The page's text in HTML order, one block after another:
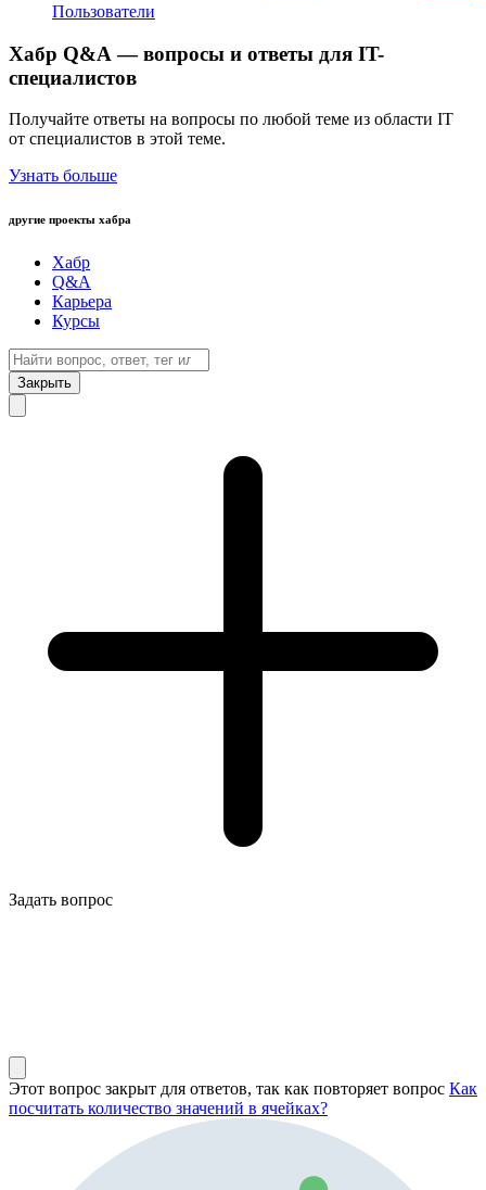
Пользователи
Хабр Q&A — вопросы и ответы для IT-
специалистов
Получайте ответы на вопросы по любой теме из области IT
от специалистов в этой теме.
Узнать больше
другие проекты хабра
Хабр
Q&A
Карьера
Курсы
Закрыть
Задать вопрос
Этот вопрос закрыт для ответов, так как повторяет вопрос Как
посчитать количество значений в ячейках?